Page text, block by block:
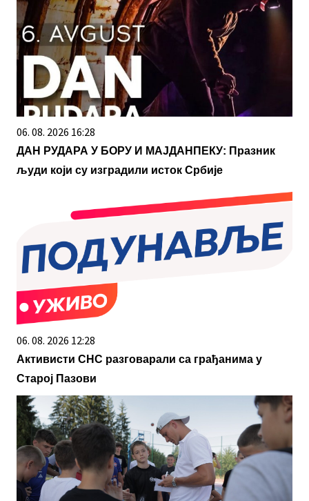
06. 08. 2026 16:28
ДАН РУДАРА У БОРУ И МАЈДАНПЕКУ: Празник
људи који су изградили исток Србије
06. 08. 2026 12:28
Активисти СНС разговарали са грађанима у
Старој Пазови